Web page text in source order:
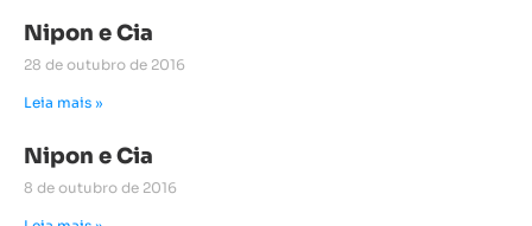
Nipon e Cia
28 de outubro de 2016
Leia mais »
Nipon e Cia
8 de outubro de 2016